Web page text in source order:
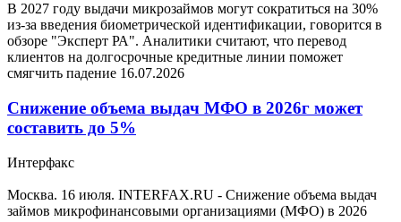
В 2027 году выдачи микрозаймов могут сократиться на 30%
из-за введения биометрической идентификации, говорится в
обзоре "Эксперт РА". Аналитики считают, что перевод
клиентов на долгосрочные кредитные линии поможет
смягчить падение 16.07.2026
Снижение объема выдач МФО в 2026г может
составить до 5%
Интерфакс
Москва. 16 июля. INTERFAX.RU - Снижение объема выдач
займов микрофинансовыми организациями (МФО) в 2026